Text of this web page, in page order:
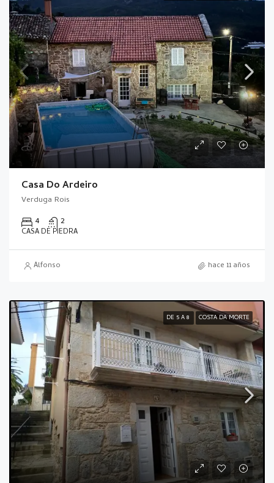
Casa Do Ardeiro
Verduga Rois
4 2
CASA DE PIEDRA
Alfonso hace 11 años
DE 5 A 8 COSTA DA MORTE